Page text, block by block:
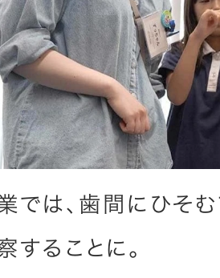
では、歯間にひそむ
することに。